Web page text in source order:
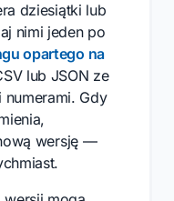
dziesiątki lub
nimi jeden po
opartego na
lub JSON ze
Gdy
wersję —